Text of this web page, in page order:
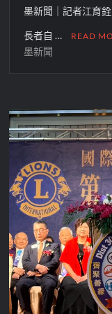
墨新聞｜記者江育
長者自 … READ
墨新聞